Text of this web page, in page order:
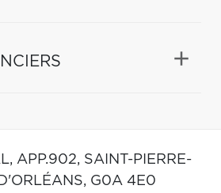
APP.902, SAINT-PIERRE-
G0A 4E0